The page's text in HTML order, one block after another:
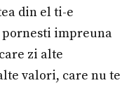
din el ti-e
impreuna
zi alte
valori, care nu te